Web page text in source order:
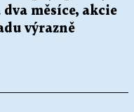
měsíce, akcie
výrazně